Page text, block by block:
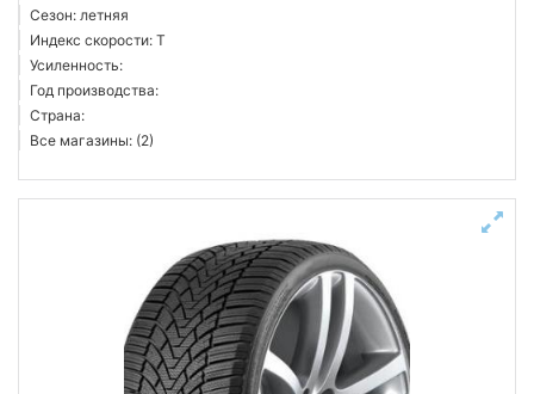
Сезон: летняя
Индекс скорости: T
Усиленность:
Год производства:
Страна:
Все магазины: (2)